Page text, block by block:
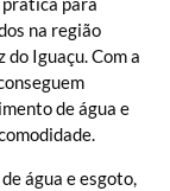
na região
do Iguaçu. Com a
de água e
água e esgoto,